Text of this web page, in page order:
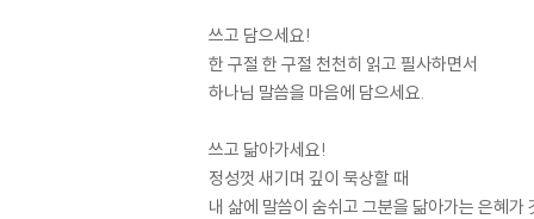
쓰고 담으세요!
한 구절 한 구절 천천히 읽고 필사하면서
하나님 말씀을 마음에 담으세요.
쓰고 닮아가세요!
정성껏 새기며 깊이 묵상할 때
내 삶에 말씀이 숨쉬고 그분을 닮아가는 은혜가